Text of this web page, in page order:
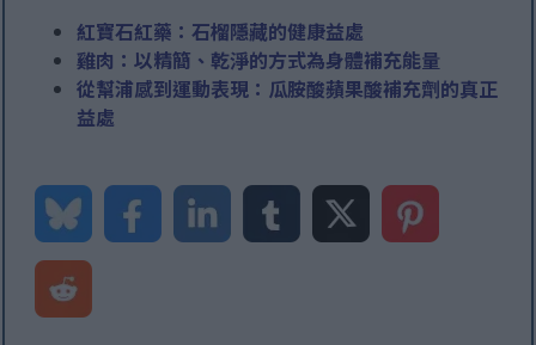
紅寶石紅藥：石榴隱藏的健康益處
雞肉：以精簡、乾淨的方式為身體補充能量
從幫浦感到運動表現：瓜胺酸蘋果酸補充劑的真正
益處